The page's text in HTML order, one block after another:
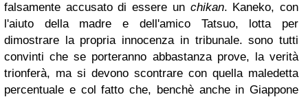
falsamente accusato di essere un chikan. Kaneko, con
l'aiuto della madre e dell'amico Tatsuo, lotta per
dimostrare la propria innocenza in tribunale. sono tutti
convinti che se porteranno abbastanza prove, la verità
trionferà, ma si devono scontrare con quella maledetta
percentuale e col fatto che, benchè anche in Giappone